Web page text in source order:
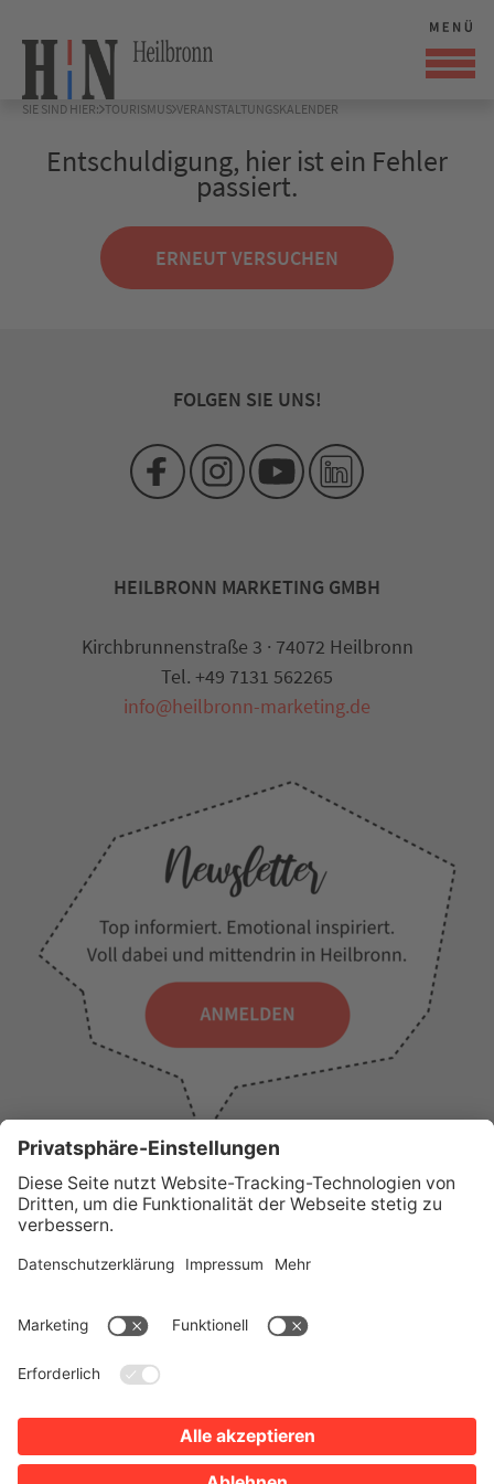
SIE SIND HIER: TOURISMUS VERANSTALTUNGSKALENDER
Entschuldigung, hier ist ein Fehler
passiert.
ERNEUT VERSUCHEN
FOLGEN SIE UNS!
WICHTIGE LINKS
PresseWir über unsTourist-Information
Erklärung zur Barrierefreiheit
Impressum
HEILBRONN MARKETING GMBH
Kirchbrunnenstraße 3 · 74072 Heilbronn
Tel. +49 7131 562265
info@heilbronn-marketing.de